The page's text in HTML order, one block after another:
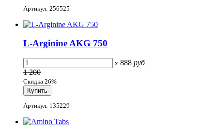
Артикул: 256525
L-Arginine AKG 750
x 888 руб
1 200
Скидка 26%
Артикул: 135229